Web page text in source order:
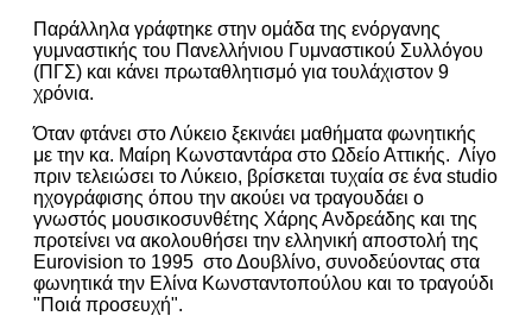
Παράλληλα γράφτηκε στην ομάδα της ενόργανης
γυμναστικής του Πανελλήνιου Γυμναστικού Συλλόγου
(ΠΓΣ) και κάνει πρωταθλητισμό για τουλάχιστον 9
χρόνια.
Όταν φτάνει στο Λύκειο ξεκινάει μαθήματα φωνητικής
με την κα. Μαίρη Κωνσταντάρα στο Ωδείο Αττικής. Λίγο
πριν τελειώσει το Λύκειο, βρίσκεται τυχαία σε ένα studio
ηχογράφισης όπου την ακούει να τραγουδάει ο
γνωστός μουσικοσυνθέτης Χάρης Ανδρεάδης και της
προτείνει να ακολουθήσει την ελληνική αποστολή της
Eurovision το 1995 στο Δουβλίνο, συνοδεύοντας στα
φωνητικά την Ελίνα Κωνσταντοπούλου και το τραγούδι
"Ποιά προσευχή".